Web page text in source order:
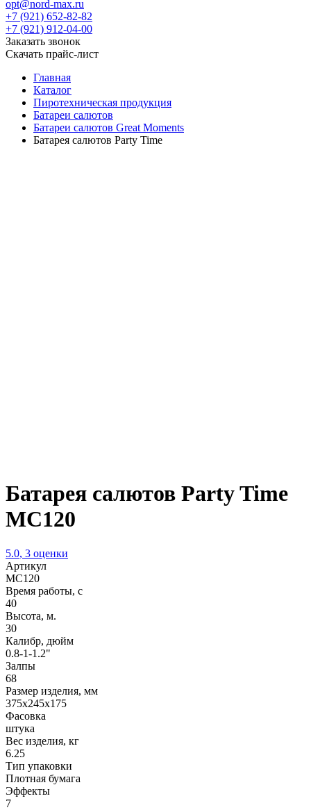
opt@nord-max.ru
+7 (921) 652-82-82
+7 (921) 912-04-00
Заказать звонок
Скачать прайс-лист
Главная
Каталог
Пиротехническая продукция
Батареи салютов
Батареи салютов Great Moments
Батарея салютов Party Time
Батарея салютов Party Time
MC120
5.0, 3 оценки
Артикул
MC120
Время работы, с
40
Высота, м.
30
Калибр, дюйм
0.8-1-1.2"
Залпы
68
Размер изделия, мм
375х245х175
Фасовка
штука
Вес изделия, кг
6.25
Тип упаковки
Плотная бумага
Эффекты
7